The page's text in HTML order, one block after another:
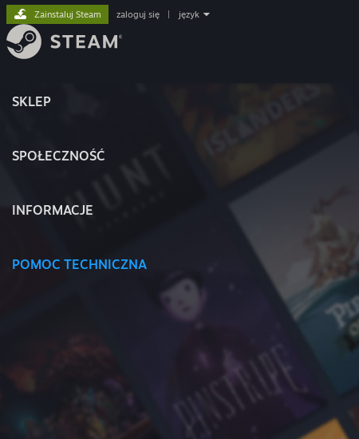
SKLEP
SPOŁECZNOŚĆ
INFORMACJE
POMOC TECHNICZNA
Zainstaluj Steam zaloguj się język